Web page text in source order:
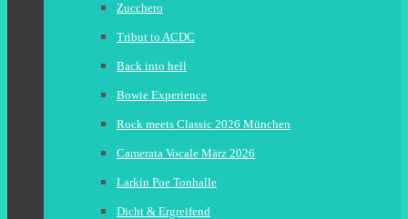
Zucchero
Tribut to ACDC
Back into hell
Bowie Experience
Rock meets Classic 2026 München
Camerata Vocale März 2026
Larkin Poe Tonhalle
Dicht & Ergreifend